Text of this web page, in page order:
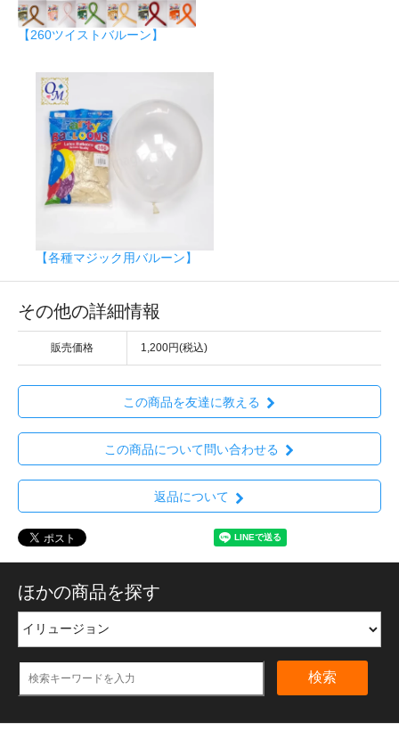
【260ツイストバルーン】
【各種マジック用バルーン】
その他の詳細情報
販売価格 1,200円(税込)
この商品を友達に教える
この商品について問い合わせる
返品について
ほかの商品を探す
検索